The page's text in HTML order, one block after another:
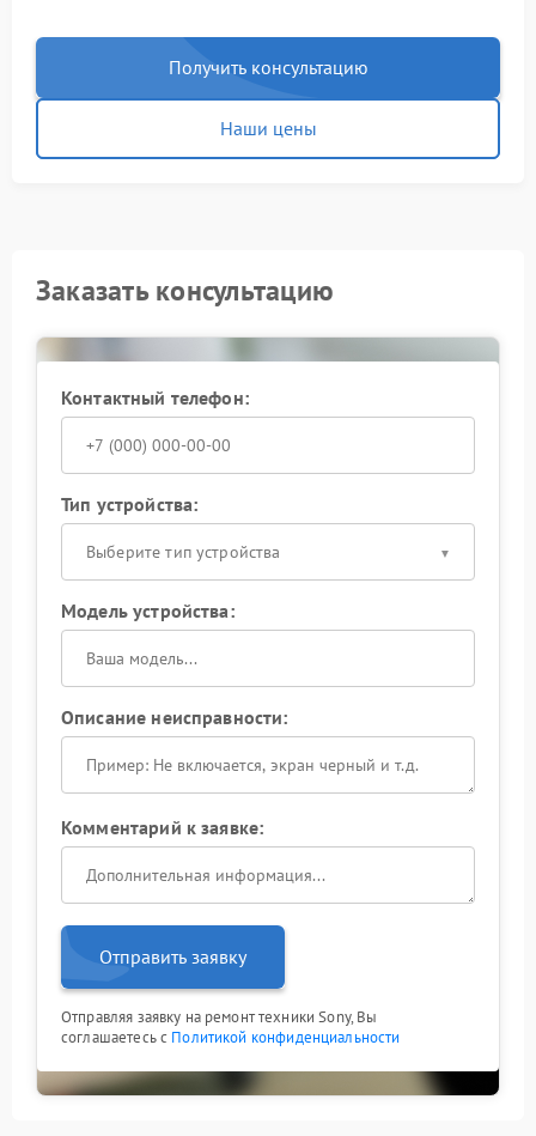
Получить консультацию
Наши цены
Заказать консультацию
Контактный телефон:
Тип устройства:
Выберите тип устройства
Модель устройства:
Описание неисправности:
Комментарий к заявке:
Отправить заявку
Отправляя заявку на ремонт техники Sony, Вы
соглашаетесь с Политикой конфиденциальности